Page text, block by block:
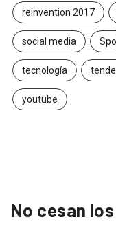
reinvention 2017
social media
tecnología
youtube
No cesan